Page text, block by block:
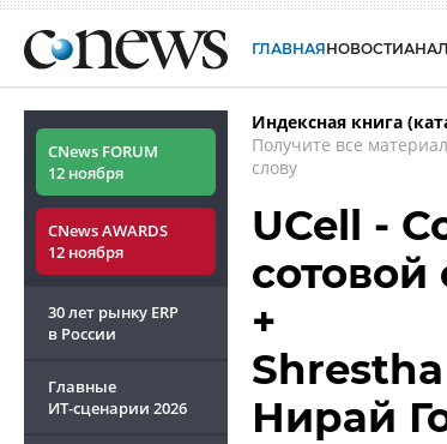
ГЛАВНАЯНОВОСТИ
CNews FORUM
12 ноября
CNews AWARDS
12 ноября
30 лет рынку ERP
в России
Главные
ИТ-сценарии 2026
Индексная книга
Получите все
слову
UCell -
сотовой
+
Нирай